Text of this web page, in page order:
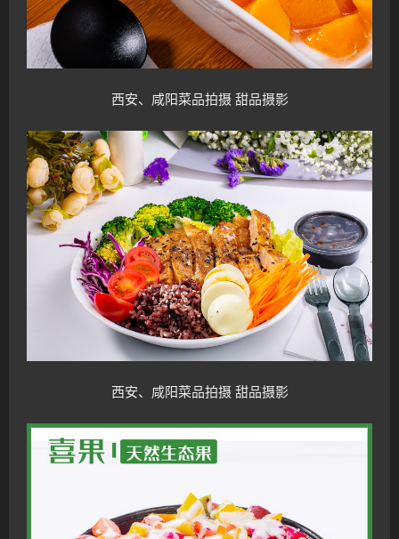
西安、咸阳菜品拍摄 甜品摄影
西安、咸阳菜品拍摄 甜品摄影